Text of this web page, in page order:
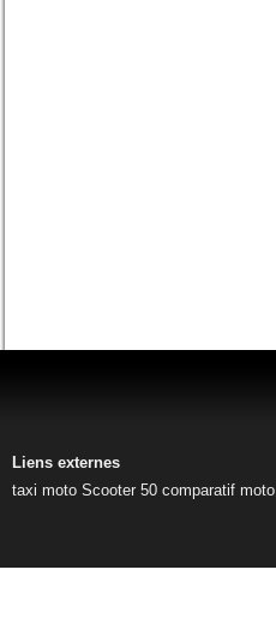
Liens externes
taxi moto Scooter 50 comparatif moto